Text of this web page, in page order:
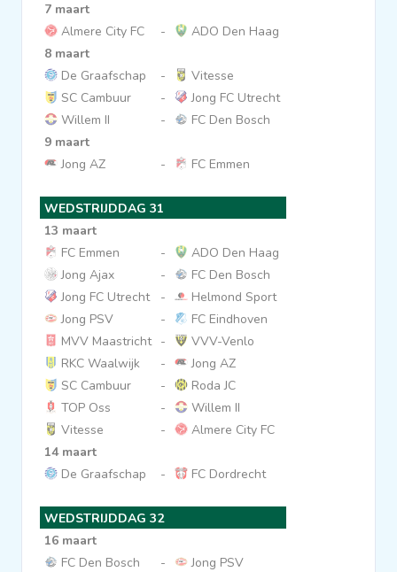
7 maart
Almere City FC
-
ADO Den Haag
8 maart
De Graafschap
-
Vitesse
SC Cambuur
-
Jong FC Utrecht
Willem II
-
FC Den Bosch
9 maart
Jong AZ
- FC Emmen
WEDSTRIJDDAG 31
13 maart
FC Emmen
-
ADO Den Haag
Jong Ajax
-
FC Den Bosch
Jong FC Utrecht
-
Helmond Sport
Jong PSV
-
FC Eindhoven
MVV Maastricht -
VVV-Venlo
RKC Waalwijk
-
Jong AZ
SC Cambuur
-
Roda JC
TOP Oss
-
Willem II
Vitesse
-
Almere City FC
14 maart
De Graafschap
- FC Dordrecht
WEDSTRIJDDAG 32
16 maart
FC Den Bosch
-
Jong PSV